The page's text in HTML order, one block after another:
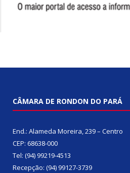
CÂMARA DE RONDON DO PARÁ
End.: Alameda Moreira, 239 – Centro
CEP: 68638-000
Tel: (94) 99219-4513
Recepção: (94) 99127-3739